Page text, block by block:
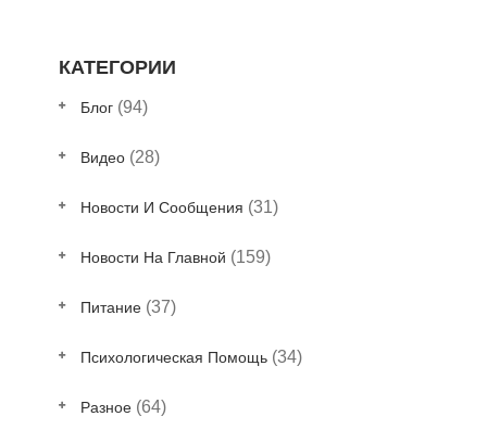
КАТЕГОРИИ
Блог (94)
Видео (28)
Новости И Сообщения (31)
Новости На Главной (159)
Питание (37)
Психологическая Помощь (34)
Разное (64)